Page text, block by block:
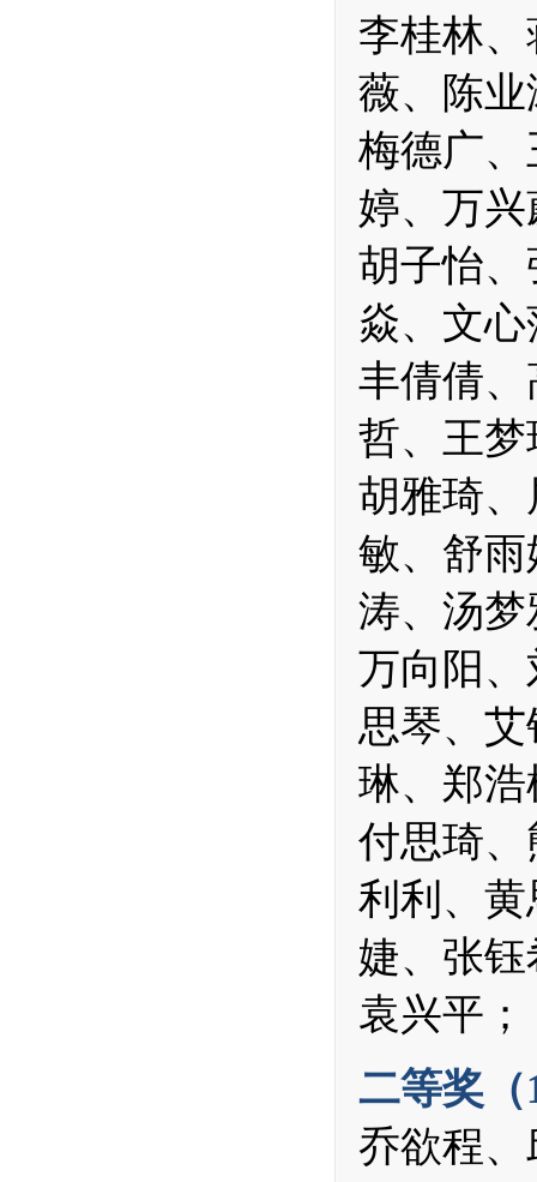
李桂林
薇、陈
梅德广
婷、万
胡子怡
焱、文
丰倩倩
哲、王
胡雅琦
敏、舒
涛、汤
万向阳
思琴、
琳、郑
付思琦
利利、
婕、张
袁兴平；
二等奖（
乔欲程